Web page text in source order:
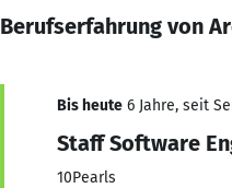
Berufserfahrung von
Bis heute 6 Jahre, seit
Staff Software
10Pearls